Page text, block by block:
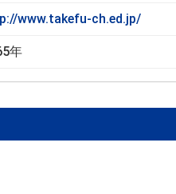
www.takefu-ch.ed.jp/
年